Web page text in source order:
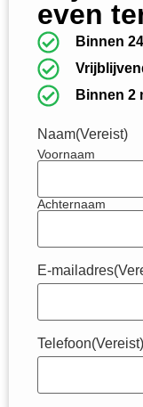
even
Binnen
Binnen 2
Naam(Vereist)
Voornaam
Achternaam
E-mailadres
Telefoon(Vereist)